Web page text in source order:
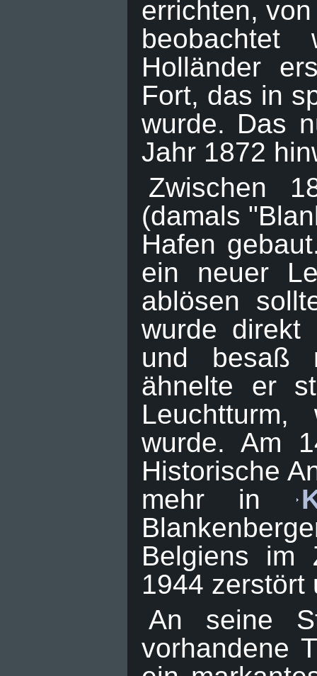
errichten,
Holländer
Fort, das in
wurde. Das
Jahr 1872
Zwischen
(damals
Hafen
ein neuer
ablösen
wurde direkt
und besaß
ähnelte er
Leuchtturm,
wurde. Am
Historische
mehr in
Belgiens im
1944 zerstört
An seine
vorhandene